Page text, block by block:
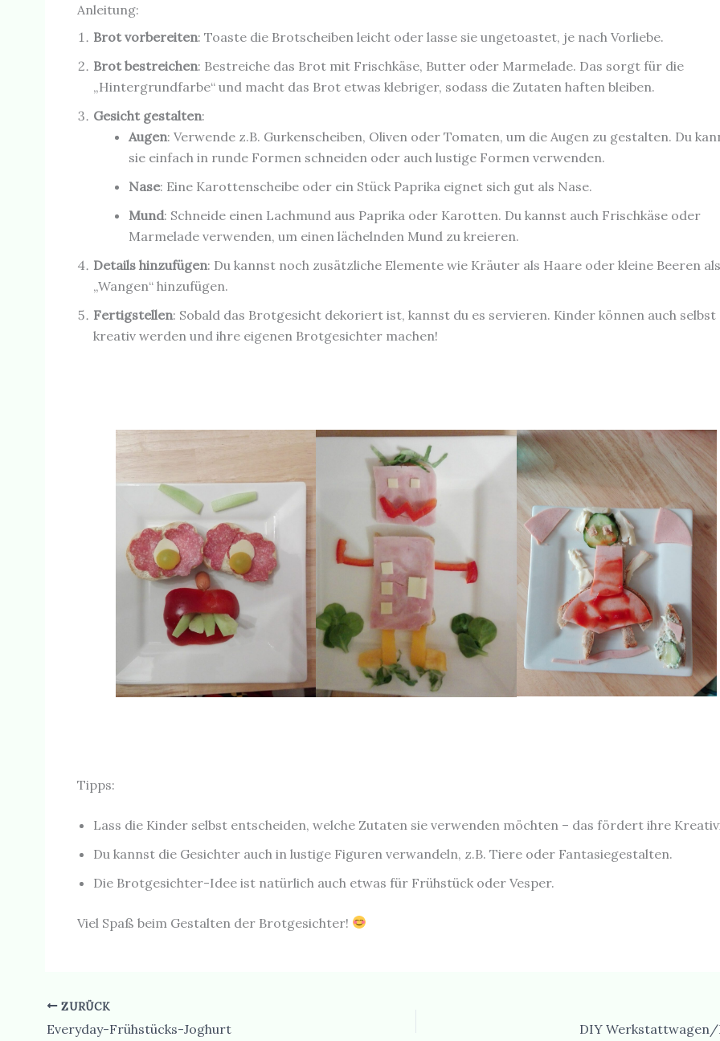
Anleitung:
Brot vorbereiten: Toaste die Brotscheiben leicht oder lasse sie ungetoastet, je nach Vorliebe.
Brot bestreichen: Bestreiche das Brot mit Frischkäse, Butter oder Marmelade. Das sorgt für die
„Hintergrundfarbe“ und macht das Brot etwas klebriger, sodass die Zutaten haften bleiben.
Gesicht gestalten:
Augen: Verwende z.B. Gurkenscheiben, Oliven oder Tomaten, um die Augen zu gestalten. Du
sie einfach in runde Formen schneiden oder auch lustige Formen verwenden.
Nase: Eine Karottenscheibe oder ein Stück Paprika eignet sich gut als Nase.
Mund: Schneide einen Lachmund aus Paprika oder Karotten. Du kannst auch Frischkäse oder
Marmelade verwenden, um einen lächelnden Mund zu kreieren.
Details hinzufügen: Du kannst noch zusätzliche Elemente wie Kräuter als Haare oder kleine Beeren als
„Wangen“ hinzufügen.
Fertigstellen: Sobald das Brotgesicht dekoriert ist, kannst du es servieren. Kinder können auch selbst
kreativ werden und ihre eigenen Brotgesichter machen!
Tipps:
Lass die Kinder selbst entscheiden, welche Zutaten sie verwenden möchten – das fördert ihre
Du kannst die Gesichter auch in lustige Figuren verwandeln, z.B. Tiere oder Fantasiegestalten.
Die Brotgesichter-Idee ist natürlich auch etwas für Frühstück oder Vesper.
Viel Spaß beim Gestalten der Brotgesichter!
ZURÜCK
Everyday-Frühstücks-Joghurt DIY